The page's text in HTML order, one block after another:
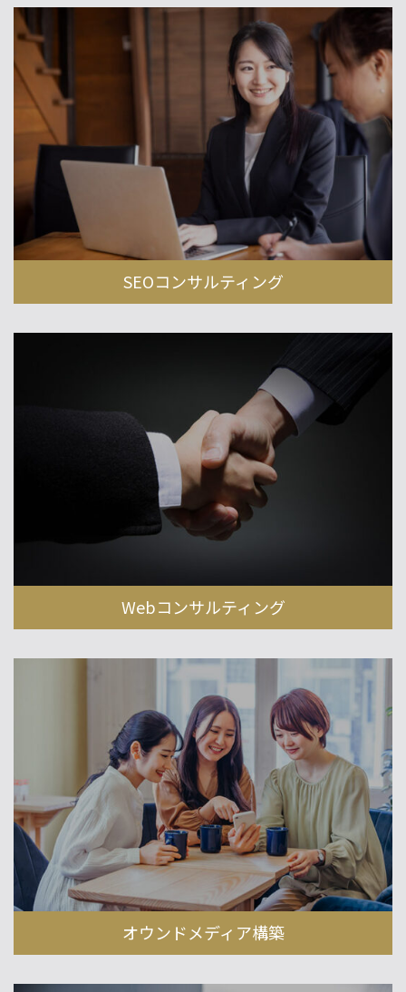
SEOコンサルティング
Webコンサルティング
オウンドメディア構築